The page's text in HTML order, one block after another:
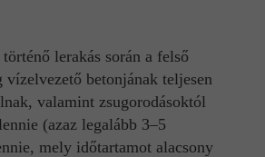
lerakás során a felső
vízelvezető betonjának teljesen
valamint zsugorodásoktól
(azaz legalább 3–5
mely időtartamot alacsony